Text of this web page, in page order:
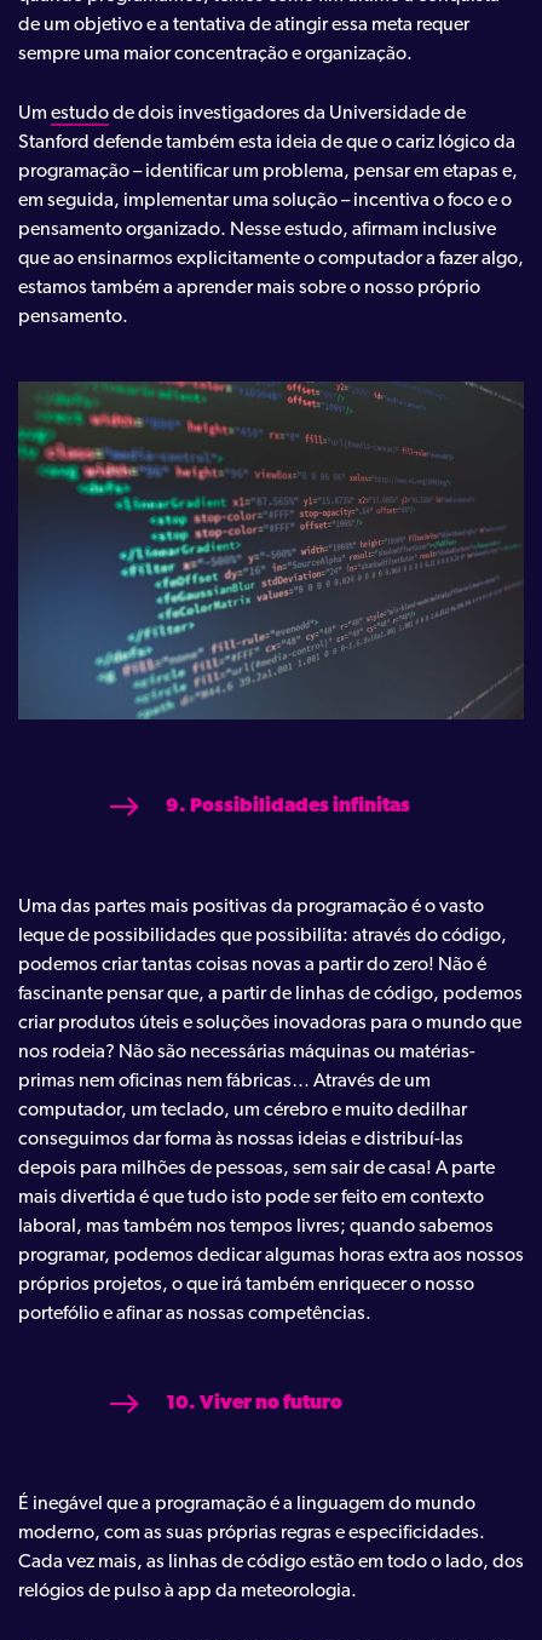
de um objetivo e a tentativa de atingir essa meta requer
sempre uma maior concentração e organização.
Um estudode dois investigadores da Universidade de
Stanford defende também esta ideia de que o cariz lógico da
programação – identificar um problema, pensar em etapas e,
em seguida, implementar uma solução – incentiva o foco e o
pensamento organizado. Nesse estudo, afirmam inclusive
que ao ensinarmos explicitamente o computador a fazer algo,
estamos também a aprender mais sobre o nosso próprio
pensamento.
9. Possibilidades infinitas
Uma das partes mais positivas da programação é o vasto
leque de possibilidades que possibilita: através do código,
podemos criar tantas coisas novas a partir do zero! Não é
fascinante pensar que, a partir de linhas de código, podemos
criar produtos úteis e soluções inovadoras para o mundo que
nos rodeia? Não são necessárias máquinas ou matérias-
primas nem oficinas nem fábricas… Através de um
computador, um teclado, um cérebro e muito dedilhar
conseguimos dar forma às nossas ideias e distribuí-las
depois para milhões de pessoas, sem sair de casa! A parte
mais divertida é que tudo isto pode ser feito em contexto
laboral, mas também nos tempos livres; quando sabemos
programar, podemos dedicar algumas horas extra aos nossos
próprios projetos, o que irá também enriquecer o nosso
portefólio e afinar as nossas competências.
10. Viver no futuro
É inegável que a programação é a linguagem do mundo
moderno, com as suas próprias regras e especificidades.
Cada vez mais, as linhas de código estão em todo o lado, dos
relógios de pulso à app da meteorologia.